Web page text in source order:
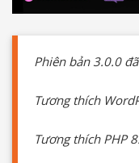
Phiên bản 3.0.0
Tương thích
Tương thích PHP